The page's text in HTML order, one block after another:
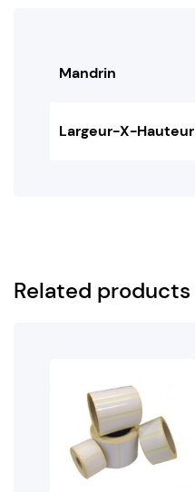
Mandrin
Largeur-X-Hauteur
Related products